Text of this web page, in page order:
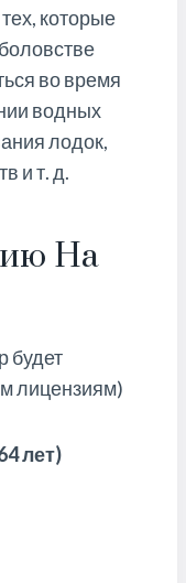
которые
во время
водных
лодок,
и т. д.
На
будет
лицензиям)
лет)